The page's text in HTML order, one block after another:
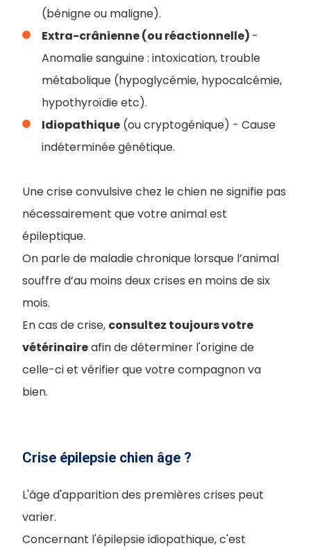
(bénigne ou maligne).
Extra-crânienne (ou réactionnelle) -
Anomalie sanguine : intoxication, trouble
métabolique (hypoglycémie, hypocalcémie,
hypothyroïdie etc).
Idiopathique (ou cryptogénique) - Cause
indéterminée génétique.
Une crise convulsive chez le chien ne signifie pas
nécessairement que votre animal est
épileptique.
On parle de maladie chronique lorsque l’animal
souffre d’au moins deux crises en moins de six
mois.
En cas de crise, consultez toujours votre
vétérinaireafin de déterminer l'origine de
celle-ci et vérifier que votre compagnon va
bien.
Crise épilepsie chien âge ?
L'âge d'apparition des premières crises peut
varier.
Concernant l'épilepsie idiopathique, c'est